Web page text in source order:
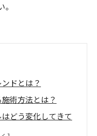
ドとは？
術方法とは？
どう変化してきて